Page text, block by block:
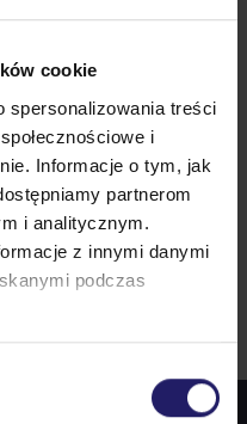
cookie
spersonalizowania treści
i
Informacje o tym, jak
partnerom
i analitycznym.
z innymi danymi
podczas
Auditor
VDA 6.3: